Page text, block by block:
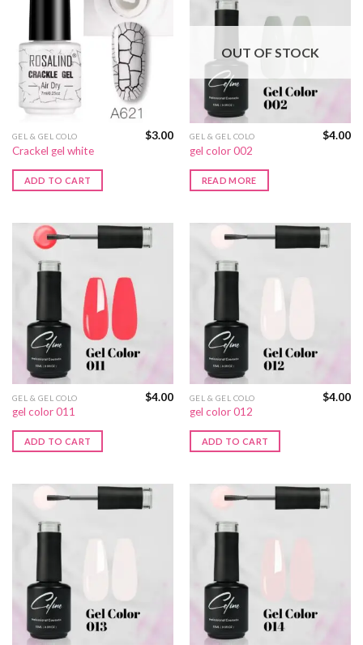
GEL & GEL COLO
Crackel gel white
$3.00
ADD TO CART
OUT OF STOCK
GEL & GEL COLO
gel color 002
$4.00
READ MORE
GEL & GEL COLO
gel color 011
$4.00
ADD TO CART
GEL & GEL COLO
gel color 012
$4.00
ADD TO CART